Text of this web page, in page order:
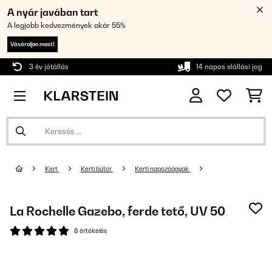
A nyár javában tart
A legjobb kedvezmények akár 55%
Vásároljon most!
3 év jótállás 14 napos elállási jog
Kert Kerti bútor Kerti napozóágyak
La Rochelle Gazebo, ferde tető, UV 50
8 értékelés